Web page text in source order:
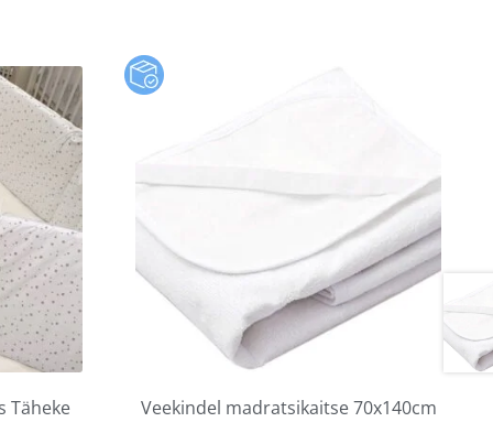
Täheke
Veekindel madratsikaitse 70x140cm